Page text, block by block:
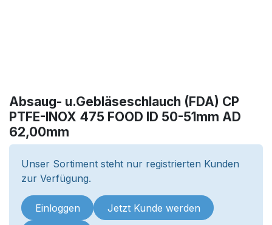
Absaug- u.Gebläseschlauch (FDA) CP
PTFE-INOX 475 FOOD ID 50-51mm AD
62,00mm
Unser Sortiment steht nur registrierten Kunden
zur Verfügung.
Einloggen Jetzt Kunde werden